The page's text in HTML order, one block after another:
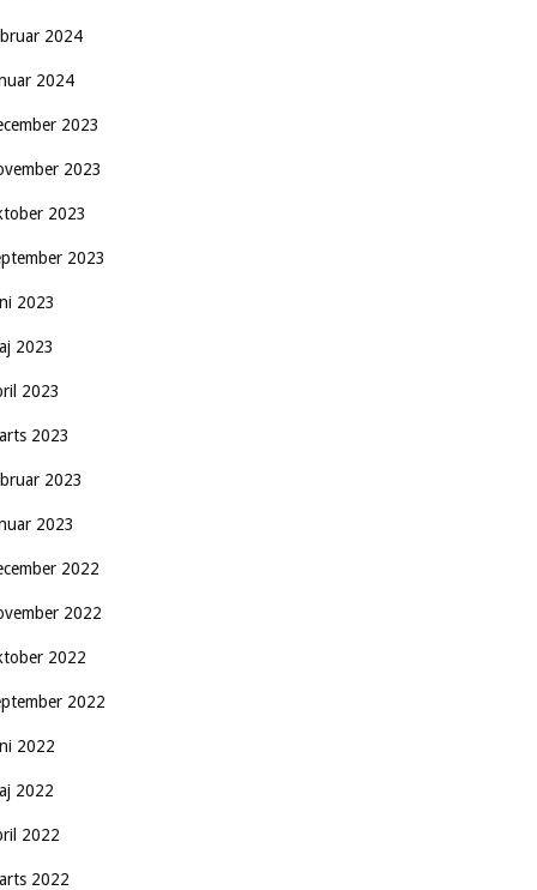
2024
2024
2023
2023
2023
2023
2023
2023
2023
2023
2023
2023
2022
2022
2022
2022
2022
2022
2022
2022